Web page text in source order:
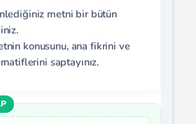
metni bir bütün
konusunu, ana fikrini ve
saptayınız.